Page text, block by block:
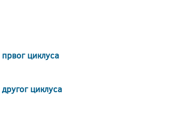
првог циклуса
циклуса